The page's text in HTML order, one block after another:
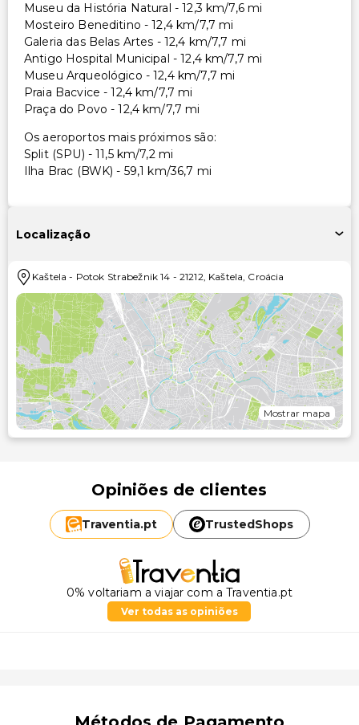
Museu da História Natural - 12,3 km/7,6 mi
Mosteiro Beneditino - 12,4 km/7,7 mi
Galeria das Belas Artes - 12,4 km/7,7 mi
Antigo Hospital Municipal - 12,4 km/7,7 mi
Museu Arqueológico - 12,4 km/7,7 mi
Praia Bacvice - 12,4 km/7,7 mi
Praça do Povo - 12,4 km/7,7 mi
Os aeroportos mais próximos são:
Split (SPU) - 11,5 km/7,2 mi
Ilha Brac (BWK) - 59,1 km/36,7 mi
Localização
Kaštela - Potok Strabežnik 14 - 21212, Kaštela, Croácia
Mostrar mapa
Opiniões de clientes
Traventia.pt TrustedShops
0% voltariam a viajar com a Traventia.pt
Ver todas as opiniões